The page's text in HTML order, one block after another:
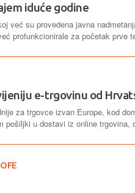
iduće godine
već su provedena javna
profunkcionirale za početak prve
e-trgovinu od
za trgovce izvan Europe, kod
pošiljki u dostavi iz online trgovina,